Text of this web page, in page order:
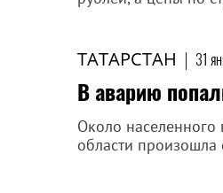
ТАТАРСТАН | 31
В аварию
Около населенного
области произошла